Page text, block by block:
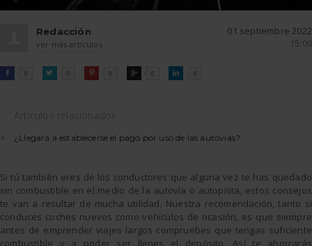
Redacción
ver más artículos
01 septiembre 2022
15:09

FACEBOOK
0 
TWITTER0 
PINTEREST
0 
GOOGLE0 
LINKEDIN
0
¿Llegará a establecerse el pago por uso de las autovías?
Si tú también eres de los conductores que alguna vez te has quedado
sin combustible en el medio de la autovía o autopista, estos consejos
te van a resultar de mucha utilidad. Nuestra recomendación, tanto si
conduces coches nuevos como vehículos de ocasión, es que siempre
antes de emprender viajes largos compruebes que tengas suficiente
combustible y a poder ser llenes el depósito. Así te ahorrarás